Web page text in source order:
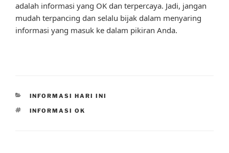
adalah informasi yang OK dan terpercaya. Jadi, jangan
mudah terpancing dan selalu bijak dalam menyaring
informasi yang masuk ke dalam pikiran Anda.
CATEGORIES
INFORMASI HARI INI
TAGS
INFORMASI OK